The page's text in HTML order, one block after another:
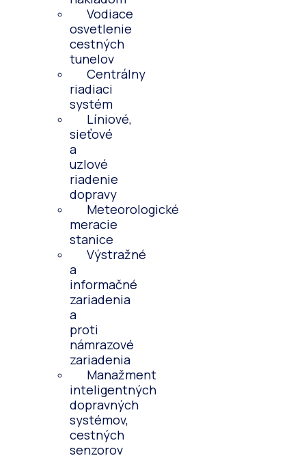
Vodiace
osvetlenie
cestných
tunelov
Centrálny
riadiaci
systém
Líniové,
sieťové
a
uzlové
riadenie
dopravy
Meteorologické
meracie
stanice
Výstražné
a
informačné
zariadenia
a
proti
námrazové
zariadenia
Manažment
inteligentných
dopravných
systémov,
cestných
senzorov